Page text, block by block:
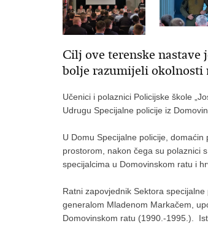
Cilj ove terenske nastave
bolje razumijeli okolnosti
Učenici i polaznici Policijske škole
Udrugu Specijalne policije iz
U Domu Specijalne policije,
prostorom, nakon čega su polaznici
specijalcima u Domovinskom ratu i
Ratni zapovjednik Sektora
generalom Mladenom Markačem,
Domovinskom ratu (1990.-1995.).